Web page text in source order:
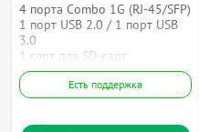
4 порта Combo 1G (RJ-45/SFP)
1 порт USB 2.0 / 1 порт USB
3.0
1 слот для SD-карт
Есть поддержка